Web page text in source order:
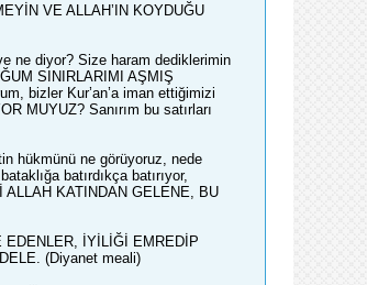
VE ALLAH’IN KOYDUĞU
ne diyor? Size haram dediklerimin
SINIRLARIMI AŞMIŞ
bizler Kur’an’a iman ettiğimizi
MUYUZ? Sanırım bu satırları
hükmünü ne görüyoruz, nede
batırdıkça batırıyor,
ALLAH KATINDAN GELENE, BU
EDENLER, İYİLİĞİ EMREDİP
(Diyanet meali)